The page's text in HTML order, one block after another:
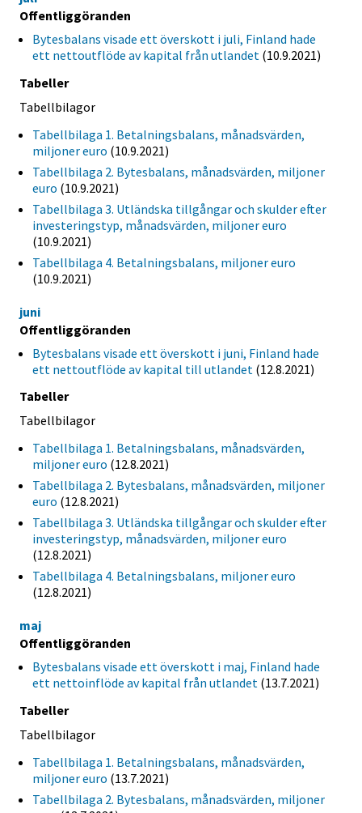
Offentliggöranden
Bytesbalans visade ett överskott i juli, Finland hade
ett nettoutflöde av kapital från utlandet (10.9.2021)
Tabeller
Tabellbilagor
Tabellbilaga 1. Betalningsbalans, månadsvärden,
miljoner euro (10.9.2021)
Tabellbilaga 2. Bytesbalans, månadsvärden, miljoner
euro (10.9.2021)
Tabellbilaga 3. Utländska tillgångar och skulder efter
investeringstyp, månadsvärden, miljoner euro
(10.9.2021)
Tabellbilaga 4. Betalningsbalans, miljoner euro
(10.9.2021)
juni
Offentliggöranden
Bytesbalans visade ett överskott i juni, Finland hade
ett nettoutflöde av kapital till utlandet (12.8.2021)
Tabeller
Tabellbilagor
Tabellbilaga 1. Betalningsbalans, månadsvärden,
miljoner euro (12.8.2021)
Tabellbilaga 2. Bytesbalans, månadsvärden, miljoner
euro (12.8.2021)
Tabellbilaga 3. Utländska tillgångar och skulder efter
investeringstyp, månadsvärden, miljoner euro
(12.8.2021)
Tabellbilaga 4. Betalningsbalans, miljoner euro
(12.8.2021)
maj
Offentliggöranden
Bytesbalans visade ett överskott i maj, Finland hade
ett nettoinflöde av kapital från utlandet (13.7.2021)
Tabeller
Tabellbilagor
Tabellbilaga 1. Betalningsbalans, månadsvärden,
miljoner euro (13.7.2021)
Tabellbilaga 2. Bytesbalans, månadsvärden, miljoner